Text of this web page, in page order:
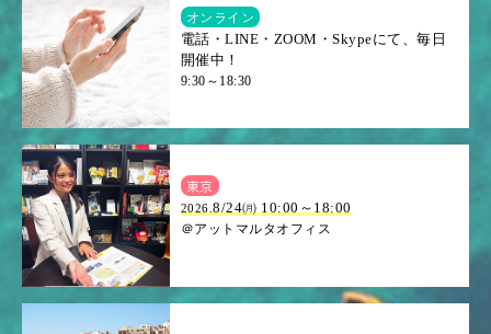
オンライン
電話・LINE・ZOOM・Skypeにて、毎日
開催中！
9:30～18:30
東京
2026.8/24㈪ 10:00～18:00
＠アットマルタオフィス